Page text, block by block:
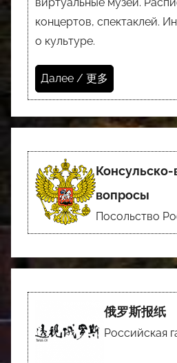
виртуальные музеи.
концертов, спектаклей.
о культуре.
Далее / 更多
вопросы
Посольство
俄罗斯报纸
Российская